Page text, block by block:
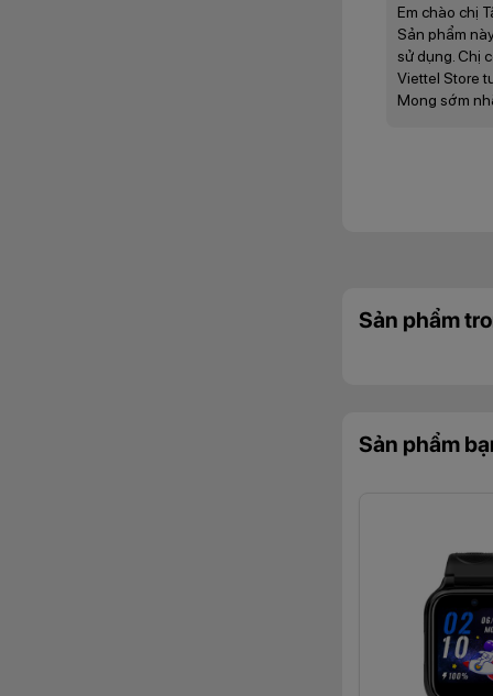
Với chuẩn chống
Chế độ lớp
Em chào chị
Sản phẩm
sử dụng. Chị
Viettel Store
Mong sớm
Sản phẩm
Sản phẩm